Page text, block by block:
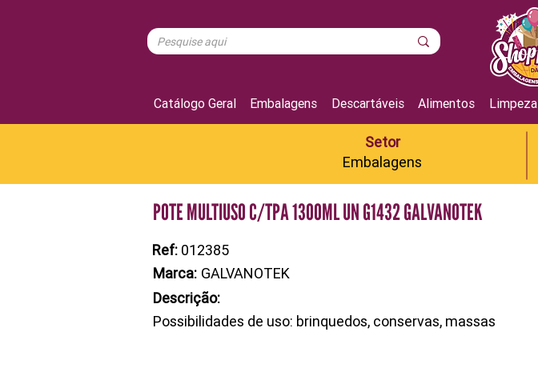
Catálogo Geral Embalagens Descartáveis Alimentos Limpeza
Setor
Embalagens
POTE MULTIUSO C/TPA 1300ML UN G1432 GALVANOTEK
Ref: 012385
Marca: GALVANOTEK
Descrição:
Possibilidades de uso: brinquedos, conservas, massas